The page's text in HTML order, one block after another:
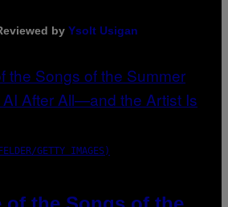
by Ysolt Usigan
GETTY IMAGES)